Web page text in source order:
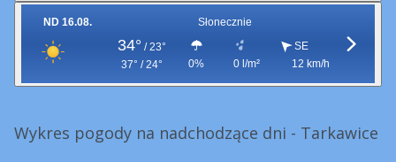
ND 16.08. Słonecznie
34° / 23°
37° / 24°
0% 0 l/m²
SE
12 km/h
Wykres pogody na nadchodzące dni - Tarkawice